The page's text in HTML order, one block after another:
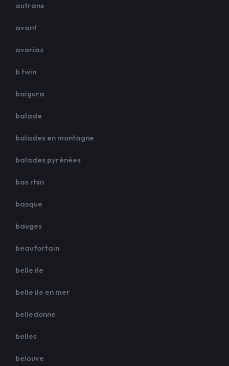
autrans
avant
avoriaz
b twin
baigura
balade
balades en montagne
balades pyrénées
bas rhin
basque
bauges
beaufortain
belle ile
belle ile en mer
belledonne
belles
belouve